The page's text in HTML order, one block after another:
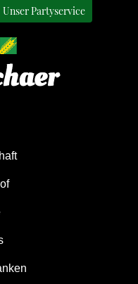
Unser Partyservice